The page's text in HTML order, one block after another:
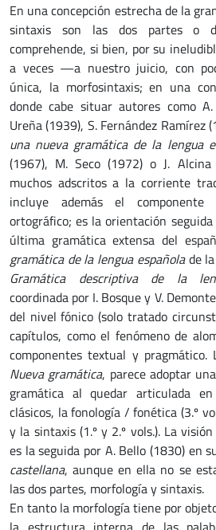
En una concepción estrecha de la
sintaxis son las dos partes o
comprehende, si bien, por su
a veces —a nuestro juicio, con
única, la morfosintaxis; en una
donde cabe situar autores como
Ureña (1939), S. Fernández Ramírez
una nueva gramática de la lengua
(1967), M. Seco (1972) o J.
muchos adscritos a la corriente
incluye además el componente
ortográfico; es la orientación
última gramática extensa del
gramática de la lengua españolade la
Gramática descriptiva de la
coordinada por I. Bosque y V.
del nivel fónico (solo tratado
capítulos, como el fenómeno de
componentes textual y pragmático.
Nueva gramática, parece adoptar
gramática al quedar articulada
clásicos, la fonología / fonética (3.º
y la sintaxis (1.º y 2.º vols.). La
es la seguida por A. Bello (1830) en
castellana, aunque en ella no se
las dos partes, morfología y sintaxis.
En tanto la morfología tiene por